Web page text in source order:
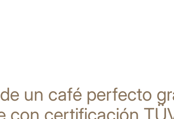
un café perfecto
con certificación